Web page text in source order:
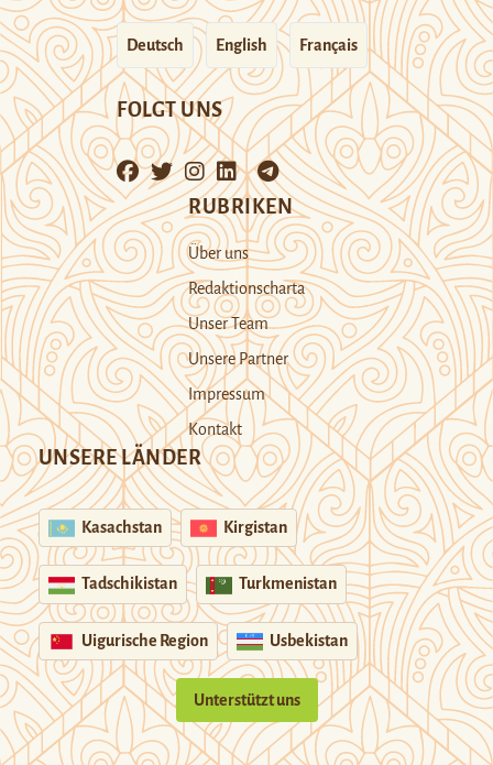
Deutsch English Français
FOLGT UNS
RUBRIKEN
Über uns
Redaktionscharta
Unser Team
Unsere Partner
Impressum
Kontakt
UNSERE LÄNDER
Kasachstan Kirgistan
Tadschikistan Turkmenistan
Uigurische Region Usbekistan
Unterstützt uns